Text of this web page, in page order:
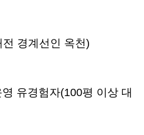
경계선인 옥천)
유경험자(100평 이상 대